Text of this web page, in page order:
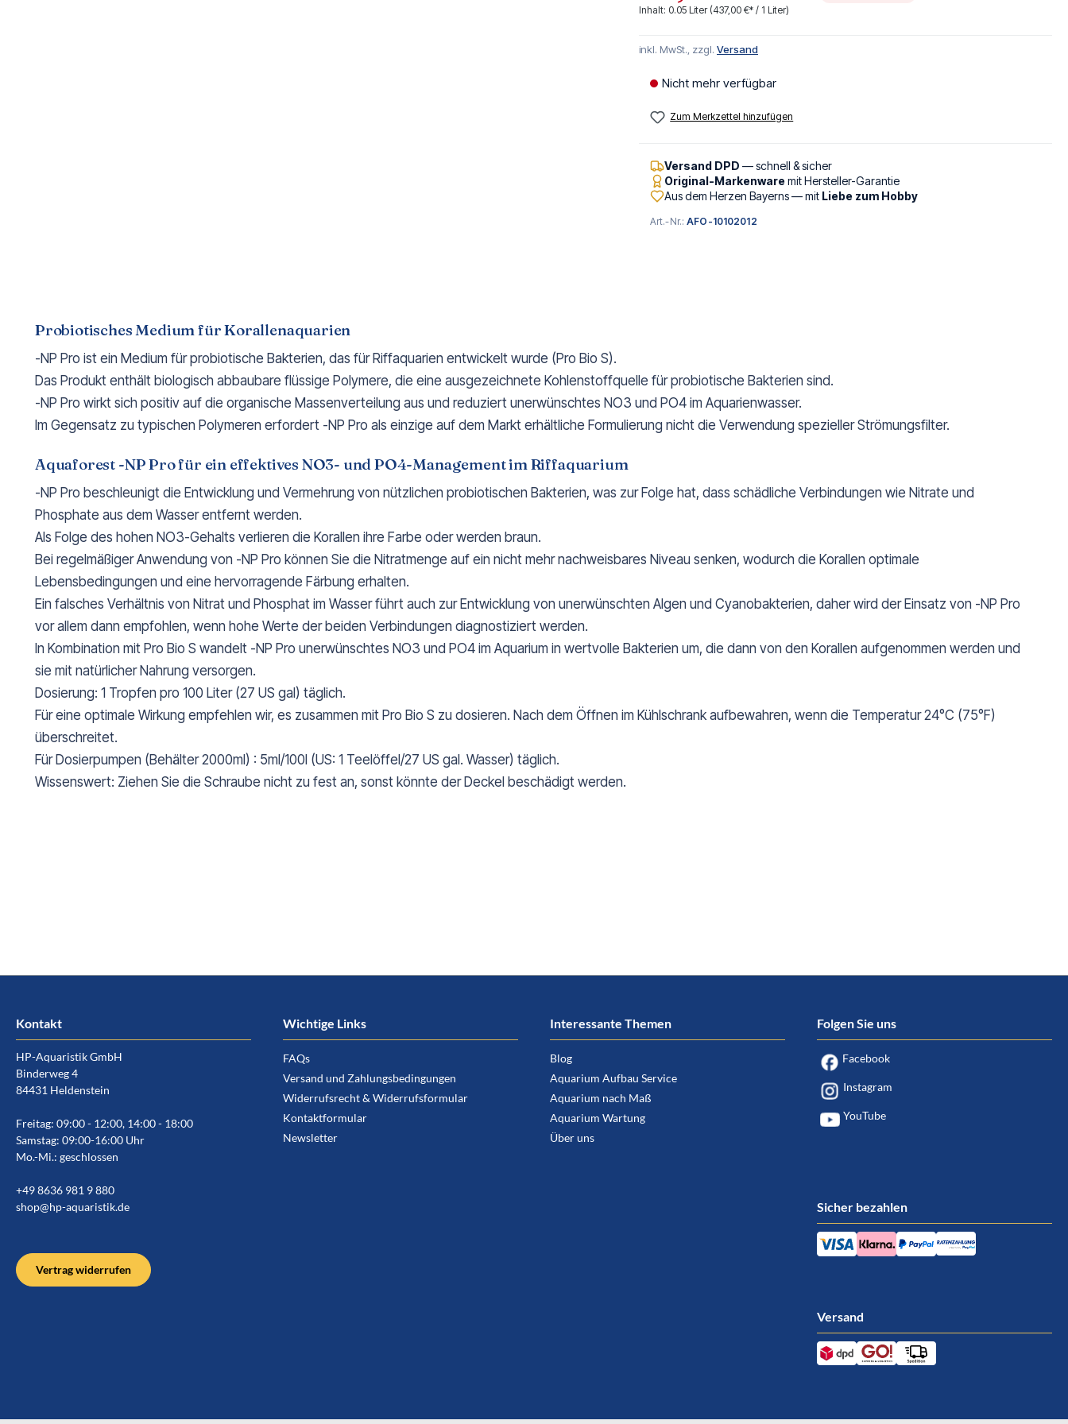
Inhalt: 0.05 Liter (437,00 €* / 1 Liter)
inkl. MwSt., zzgl. Versand
Nicht mehr verfügbar
Zum Merkzettel hinzufügen
Versand DPD — schnell & sicher
Original-Markenwaremit Hersteller-Garantie
Aus dem Herzen Bayerns — mit Liebe zum Hobby
Art.-Nr.:AFO-10102012
Probiotisches Medium für Korallenaquarien
-NP Pro ist ein Medium für probiotische Bakterien, das für Riffaquarien entwickelt wurde (Pro Bio S).
Das Produkt enthält biologisch abbaubare flüssige Polymere, die eine ausgezeichnete Kohlenstoffquelle für probiotische Bakterien sind.
-NP Pro wirkt sich positiv auf die organische Massenverteilung aus und reduziert unerwünschtes NO3 und PO4 im Aquarienwasser.
Im Gegensatz zu typischen Polymeren erfordert -NP Pro als einzige auf dem Markt erhältliche Formulierung nicht die Verwendung spezieller Strömungsfilter.
Aquaforest -NP Pro für ein effektives NO3- und PO4-Management im Riffaquarium
-NP Pro beschleunigt die Entwicklung und Vermehrung von nützlichen probiotischen Bakterien, was zur Folge hat, dass schädliche Verbindungen wie Nitrate und
Phosphate aus dem Wasser entfernt werden.
Als Folge des hohen NO3-Gehalts verlieren die Korallen ihre Farbe oder werden braun.
Bei regelmäßiger Anwendung von -NP Pro können Sie die Nitratmenge auf ein nicht mehr nachweisbares Niveau senken, wodurch die Korallen optimale
Lebensbedingungen und eine hervorragende Färbung erhalten.
Ein falsches Verhältnis von Nitrat und Phosphat im Wasser führt auch zur Entwicklung von unerwünschten Algen und Cyanobakterien, daher wird der Einsatz von -NP Pro
vor allem dann empfohlen, wenn hohe Werte der beiden Verbindungen diagnostiziert werden.
In Kombination mit Pro Bio S wandelt -NP Pro unerwünschtes NO3 und PO4 im Aquarium in wertvolle Bakterien um, die dann von den Korallen aufgenommen werden und
sie mit natürlicher Nahrung versorgen.
Dosierung: 1 Tropfen pro 100 Liter (27 US gal) täglich.
Für eine optimale Wirkung empfehlen wir, es zusammen mit Pro Bio S zu dosieren. Nach dem Öffnen im Kühlschrank aufbewahren, wenn die Temperatur 24°C (75°F)
überschreitet.
Für Dosierpumpen (Behälter 2000ml) : 5ml/100l (US: 1 Teelöffel/27 US gal. Wasser) täglich.
Wissenswert: Ziehen Sie die Schraube nicht zu fest an, sonst könnte der Deckel beschädigt werden.
Kontakt
HP-Aquaristik GmbH
Binderweg 4
84431 Heldenstein
Freitag: 09:00 - 12:00, 14:00 - 18:00
Samstag: 09:00-16:00 Uhr
Mo.-Mi.: geschlossen
+49 8636 981 9 880
shop@hp-aquaristik.de
Vertrag widerrufen
Wichtige Links
FAQs
Versand und Zahlungsbedingungen
Widerrufsrecht & Widerrufsformular
Kontaktformular
Newsletter
Interessante Themen
Blog
Aquarium Aufbau Service
Aquarium nach Maß
Aquarium Wartung
Über uns
Folgen Sie uns
Facebook
Instagram
YouTube
Sicher bezahlen
Versand